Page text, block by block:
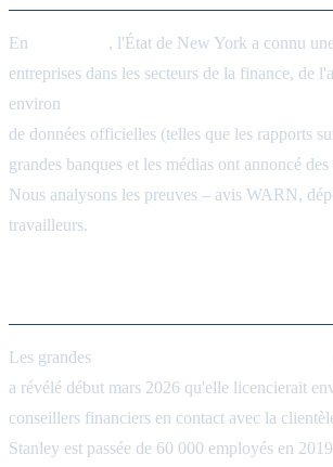
En , l'État de New York a connu
entreprises dans les secteurs de la finance,
environ
de données officielles (telles que les rapports
grandes banques et les médias ont annoncé
Nous analysons les preuves – avis WARN,
travailleurs.
Les grandes
a révélé début mars 2026 qu'elle licencierait
conseillers financiers en contact avec la
Stanley est passée de 60 000 employés en